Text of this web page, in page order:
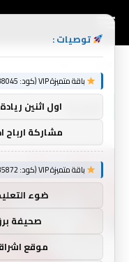
توصيات :
باقة متميزة VIP (كود: AA38045):
اول اثنين
مشاركة
باقة متميزة VIP (كود: AA35872):
ضوء
صحيفة
موقع